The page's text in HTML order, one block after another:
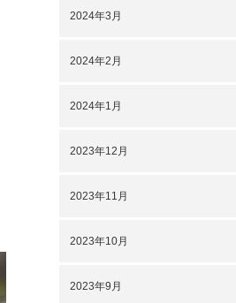
2024年3月
2024年2月
2024年1月
2023年12月
2023年11月
2023年10月
2023年9月